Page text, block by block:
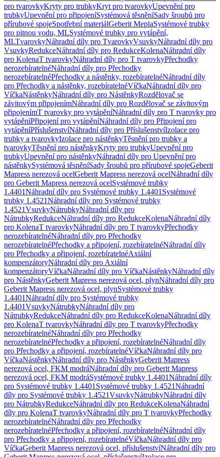
pro tvarovkyKryty pro trubkyKryt pro tvarovkyUpevnění pro
trubkyUpevnění pro připojeníSystémová těsněníSady šroubů pro
přírubové spojeSpotřební materiálGeberit MeplaSystémové trubky
pro pitnou vodu, MLSystémové trubky pro vytápění,
MLTvarovkyNáhradní díly pro TvarovkyVsuvkyNáhradní díly pro
VsuvkyRedukceNáhradní díly pro RedukceKolenaNáhradní díly
pro KolenaT tvarovkyNáhradní díly pro T tvarovkyPřechodky
nerozebíratelnéNáhradní díly pro Přechodky
nerozebíratelnéPřechodky a nástěnky, rozebíratelnéNáhradní díly
pro Přechodky a nástěnky, rozebíratelnéVíčkaNáhradní díly pro
VíčkaNástěnkyNáhradní díly pro NástěnkyRozdělovač se
závitovým připojenímNáhradní díly pro Rozdělovač se závitovým
připojenímT tvarovky pro vytápěníNáhradní díly pro T tvarovky pro
vytápěníPřipojení pro vytápěníNáhradní díly pro Připojení pro
vytápěníPříslušenstvíNáhradní díly pro PříslušenstvíIzolace pro
trubky a tvarovkyIzolace pro nástěnkyTěsnění pro trubky a
tvarovkyTěsnění pro nástěnkyKryty pro trubkyUpevnění pro
trubkyUpevnění pro nástěnkyNáhradní díly pro Upevnění pro
nástěnkySystémová těsněníSady šroubů pro přírubové spojeGeberit
Mapress nerezová ocelGeberit Mapress nerezová ocelNáhradní díly
pro Geberit Mapress nerezová ocelSystémové trubky
1.4401Náhradní díly pro Systémové trubky 1.4401 Systémové
trubky 1.4521Náhradní díly pro Systémové trubky
1.4521VsuvkyNátrubkyNáhradní díly pro
NátrubkyRedukceNáhradní díly pro RedukceKolenaNáhradní díly
pro KolenaT tvarovkyNáhradní díly pro T tvarovkyPřechodky
nerozebíratelnéNáhradní díly pro Přechodky
nerozebíratelnéPřechodky a připojení, rozebíratelnéNáhradní díly
pro Přechodky a připojení, rozebíratelnéAxiální
kompenzátoryNáhradní díly pro Axiální
kompenzátoryVíčkaNáhradní díly pro VíčkaNástěnkyNáhradní díly
pro NástěnkyGeberit Mapress nerezová ocel, plynNáhradní díly pro
Geberit Mapress nerezová ocel, plynSystémové trubky
1.4401Náhradní díly pro Systémové trubky
1.4401VsuvkyNátrubkyNáhradní díly pro
NátrubkyRedukceNáhradní díly pro RedukceKolenaNáhradní díly
pro KolenaT tvarovkyNáhradní díly pro T tvarovkyPřechodky
nerozebíratelnéNáhradní díly pro Přechodky
nerozebíratelnéPřechodky a připojení, rozebíratelnéNáhradní díly
pro Přechodky a připojení, rozebíratelnéVíčkaNáhradní díly pro
VíčkaNástěnkyNáhradní díly pro NástěnkyGeberit Mapress
nerezová ocel, FKM modráNáhradní díly pro Geberit Mapress
nerezová ocel, FKM modráSystémové trubky 1.4401Náhradní díly
pro Systémové trubky 1.4401 Systémové trubky 1.4521Náhradní
díly pro Systémové trubky 1.4521VsuvkyNátrubkyNáhradní díly
pro NátrubkyRedukceNáhradní díly pro RedukceKolenaNáhradní
díly pro KolenaT tvarovkyNáhradní díly pro T tvarovkyPřechodky
nerozebíratelnéNáhradní díly pro Přechodky
nerozebíratelnéPřechodky a připojení, rozebíratelnéNáhradní díly
pro Přechodky a připojení, rozebíratelnéVíčkaNáhradní díly pro
VíčkaGeberit Mapress nerezová ocel, příslušenstvíNáhradní díly pro